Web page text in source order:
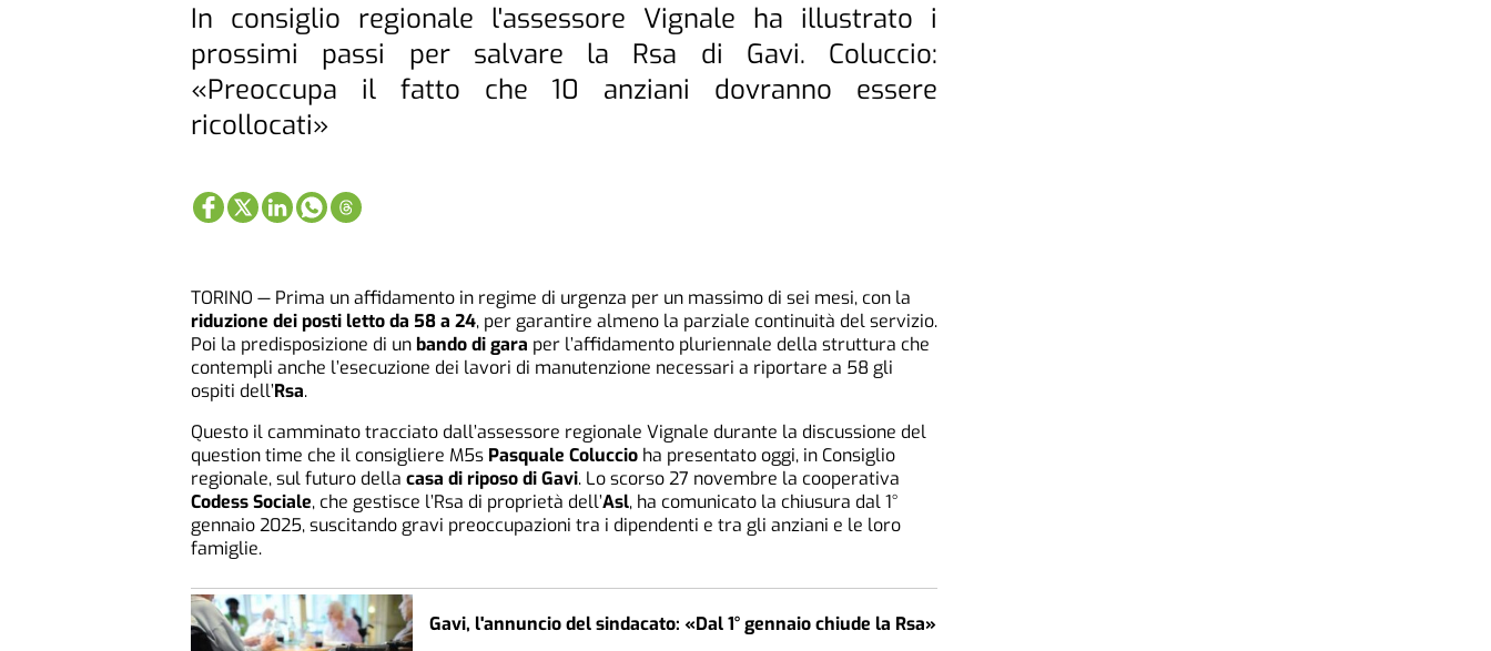
In consiglio regionale l'assessore Vignale ha illustrato i
prossimi passi per salvare la Rsa di Gavi. Coluccio:
«Preoccupa il fatto che 10 anziani dovranno essere
ricollocati»
TORINO — Prima un affidamento in regime di urgenza per un massimo di sei mesi, con la
riduzione dei posti letto da 58 a 24, per garantire almeno la parziale continuità del servizio.
Poi la predisposizione di unbando di gara per l’affidamento pluriennale della struttura che
contempli anche l’esecuzione dei lavori di manutenzione necessari a riportare a 58 gli
ospiti dell’Rsa.
Questo il camminato tracciato dall’assessore regionale Vignale durante la discussione del
question time che il consigliere M5s Pasquale Coluccio ha presentato oggi, in Consiglio
regionale, sul futuro della casa di riposo di Gavi. Lo scorso 27 novembre la cooperativa
Codess Sociale, che gestisce l’Rsa di proprietà dell’Asl, ha comunicato la chiusura dal 1°
gennaio 2025, suscitando gravi preoccupazioni tra i dipendenti e tra gli anziani e le loro
famiglie.
Gavi, l'annuncio del sindacato: «Dal 1° gennaio chiude la Rsa»